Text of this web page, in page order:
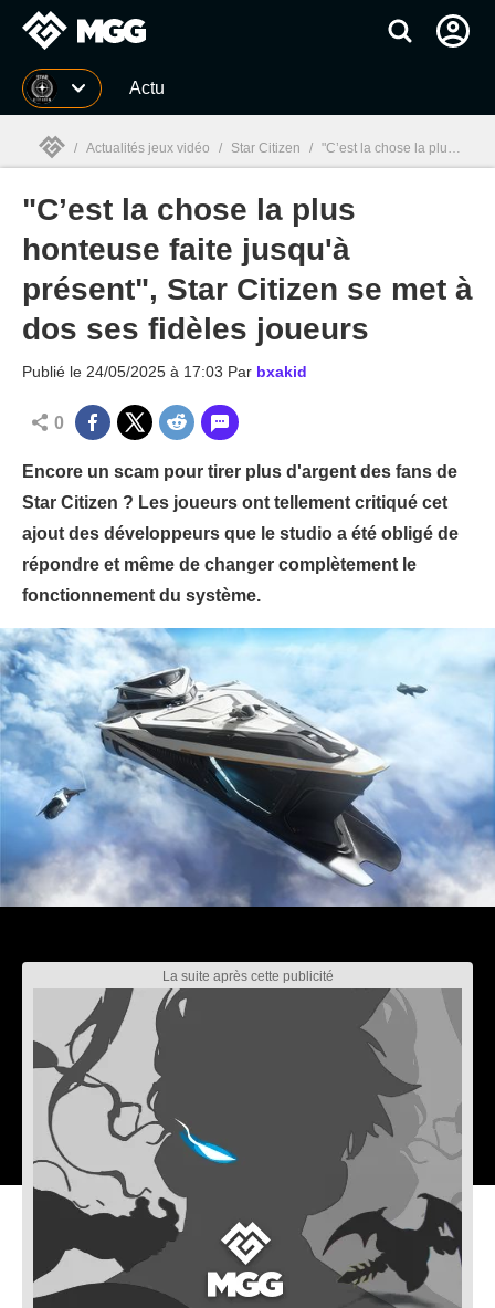
MGG Actu
MGG
/ Actualités jeux vidéo / Star Citizen / "C’est la chose la plus honteuse faite jusqu'à présent", Star Citizen se met à dos ses fidèles joueurs
"C’est la chose la plus
honteuse faite jusqu'à
présent", Star Citizen se met à
dos ses fidèles joueurs
Publié le 24/05/2025 à 17:03 Par bxakid
0
Encore un scam pour tirer plus d'argent des fans de
Star Citizen ? Les joueurs ont tellement critiqué cet
ajout des développeurs que le studio a été obligé de
répondre et même de changer complètement le
fonctionnement du système.